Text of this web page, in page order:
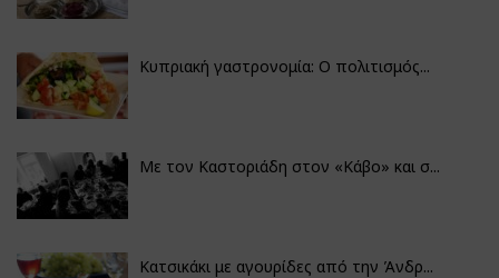
Κυπριακή γαστρονομία: Ο πολιτισμός...
Με τον Καστοριάδη στον «Κάβο» και σ...
Κατσικάκι με αγουρίδες από την Άνδρ...